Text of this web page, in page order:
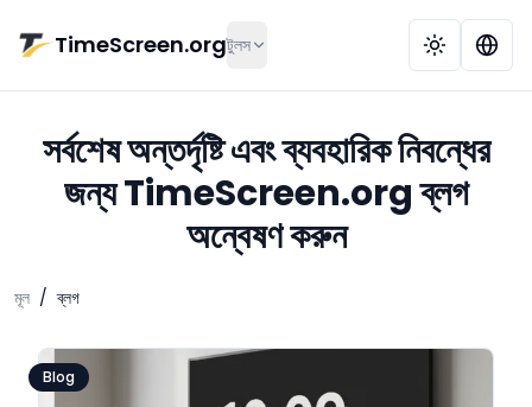
TimeScreen.orgটুলস
সর্বশেষ অন্তর্দৃষ্টি এবং ব্যবহারিক নিবন্ধের
জন্য TimeScreen.org ব্লগ
অন্বেষণ করুন
মূল / ব্লগ
Blog